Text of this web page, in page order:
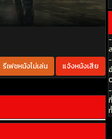
รีเฟชหนังไม่เล่น แจ้งหนังเสีย